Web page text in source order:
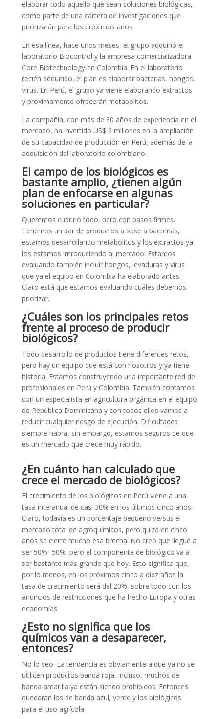
elaborar todo aquello que sean soluciones biológicas,
como parte de una cartera de investigaciones que
priorizarán para los próximos años.
En esa línea, hace unos meses, el grupo adquirió el
laboratorio Biocontrol y la empresa comercializadora
Core Biotechnology en Colombia. En el laboratorio
recién adquirido, el plan es elaborar bacterias, hongos,
virus. En Perú, el grupo ya viene elaborando extractos
y próximamente ofrecerán metabolitos.
La compañía, con más de 30 años de experiencia en el
mercado, ha invertido US$ 6 millones en la ampliación
de su capacidad de producción en Perú, además de la
adquisición del laboratorio colombiano.
El campo de los biológicos es
bastante amplio, ¿tienen algún
plan de enfocarse en algunas
soluciones en particular?
Queremos cubrirlo todo, pero con pasos firmes.
Tenemos un par de productos a base a bacterias,
estamos desarrollando metabolitos y los extractos ya
los estamos introduciendo al mercado. Estamos
evaluando también incluir hongos, levaduras y virus
que ya el equipo en Colombia ha elaborado antes.
Claro está que estamos evaluando cuáles debemos
priorizar.
¿Cuáles son los principales retos
frente al proceso de producir
biológicos?
Todo desarrollo de productos tiene diferentes retos,
pero hay un equipo que está con nosotros y ya tiene
historia. Estamos construyendo una importante red de
profesionales en Perú y Colombia. También contamos
con un especialista en agricultura orgánica en el equipo
de República Dominicana y con todos ellos vamos a
reducir cualquier riesgo de ejecución. Dificultades
siempre habrá, sin embargo, estamos seguros de que
es un mercado que crece muy rápido.
¿En cuánto han calculado que
crece el mercado de biológicos?
El crecimiento de los biológicos en Perú viene a una
tasa interanual de casi 30% en los últimos cinco años.
Claro, todavía es un porcentaje pequeño versus el
mercado total de agroquímicos, pero quizá en cinco
años se cierre mucho esa brecha. No creo que llegue a
ser 50%- 50%, pero el componente de biológico va a
ser bastante más grande que hoy. Esto significa que,
por lo menos, en los próximos cinco a diez años la
tasa de crecimiento será del 20%, sobre todo con los
anuncios de restricciones que ha hecho Europa y otras
economías.
¿Esto no significa que los
químicos van a desaparecer,
entonces?
No lo veo. La tendencia es obviamente a que ya no se
utilicen productos banda roja, incluso, muchos de
banda amarilla ya están siendo prohibidos. Entonces
quedaran los de banda azul, verde y los biológicos
para el uso agrícola.